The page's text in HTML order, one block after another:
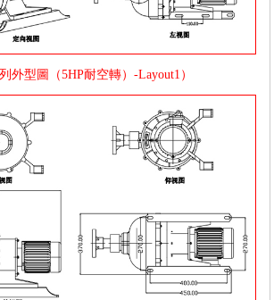
外型圖（5HP耐空轉）-Layout1）